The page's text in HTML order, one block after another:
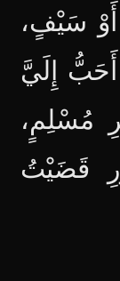
سَيْفٍ،
إِلَيَّ
مُسْلِمٍ،
قَضَيْتُ